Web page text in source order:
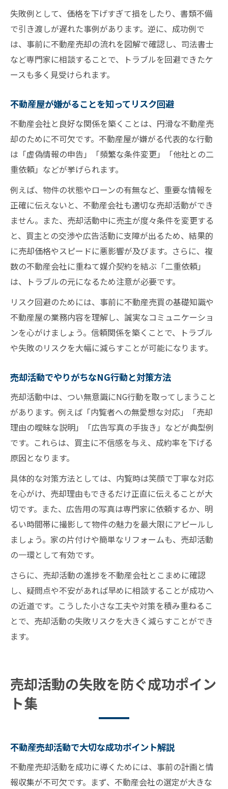
失敗例として、価格を下げすぎて損をしたり、書類不備
で引き渡しが遅れた事例があります。逆に、成功例で
は、事前に不動産売却の流れを図解で確認し、司法書士
など専門家に相談することで、トラブルを回避できたケ
ースも多く見受けられます。
不動産屋が嫌がることを知ってリスク回避
不動産会社と良好な関係を築くことは、円滑な不動産売
却のために不可欠です。不動産屋が嫌がる代表的な行動
は「虚偽情報の申告」「頻繁な条件変更」「他社との二
重依頼」などが挙げられます。
例えば、物件の状態やローンの有無など、重要な情報を
正確に伝えないと、不動産会社も適切な売却活動ができ
ません。また、売却活動中に売主が度々条件を変更する
と、買主との交渉や広告活動に支障が出るため、結果的
に売却価格やスピードに悪影響が及びます。さらに、複
数の不動産会社に重ねて媒介契約を結ぶ「二重依頼」
は、トラブルの元になるため注意が必要です。
リスク回避のためには、事前に不動産売買の基礎知識や
不動産屋の業務内容を理解し、誠実なコミュニケーショ
ンを心がけましょう。信頼関係を築くことで、トラブル
や失敗のリスクを大幅に減らすことが可能になります。
売却活動でやりがちなNG行動と対策方法
売却活動中は、つい無意識にNG行動を取ってしまうこと
があります。例えば「内覧者への無愛想な対応」「売却
理由の曖昧な説明」「広告写真の手抜き」などが典型例
です。これらは、買主に不信感を与え、成約率を下げる
原因となります。
具体的な対策方法としては、内覧時は笑顔で丁寧な対応
を心がけ、売却理由もできるだけ正直に伝えることが大
切です。また、広告用の写真は専門家に依頼するか、明
るい時間帯に撮影して物件の魅力を最大限にアピールし
ましょう。家の片付けや簡単なリフォームも、売却活動
の一環として有効です。
さらに、売却活動の進捗を不動産会社とこまめに確認
し、疑問点や不安があれば早めに相談することが成功へ
の近道です。こうした小さな工夫や対策を積み重ねるこ
とで、売却活動の失敗リスクを大きく減らすことができ
ます。
売却活動の失敗を防ぐ成功ポイン
ト集
不動産売却活動で大切な成功ポイント解説
不動産売却活動を成功に導くためには、事前の計画と情
報収集が不可欠です。まず、不動産会社の選定が大きな